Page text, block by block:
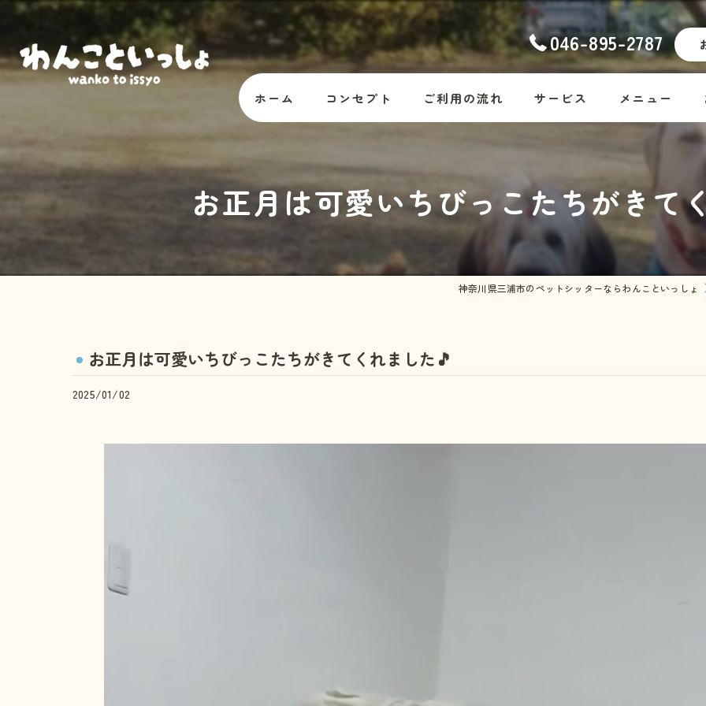
046-895-2787
ホーム コンセプト
スタッフ紹介
ご利用の流れ サービス
ホームステイ
しつけ
お散歩代行
しつけ教室
メニュー
Dog
Cat
Rabbit・
その他の料金
お正月は可愛いちびっこたちがきて
神奈川県三浦市のペットシッターならわんこといっしょ
お正月は可愛いちびっこたちがきてくれました🎵
2025/01/02